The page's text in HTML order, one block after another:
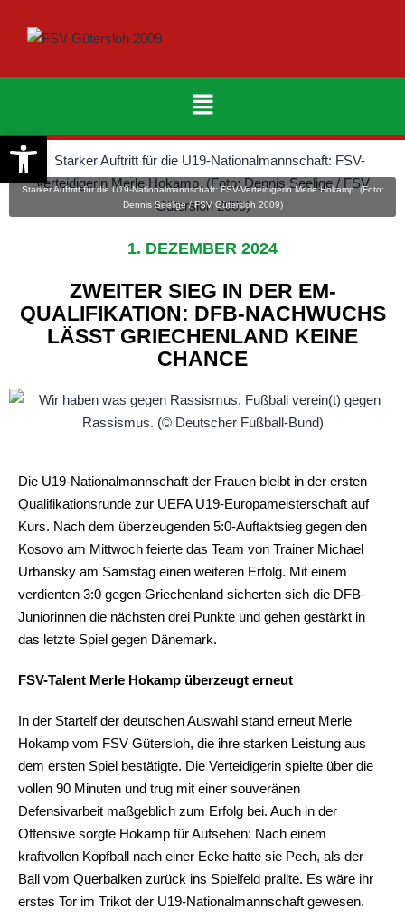
Starker Auftritt für die U19-Nationalmannschaft: FSV-Verteidigerin Merle Hokamp. (Foto:
Dennis Seelige / FSV Gütersloh 2009)
1. DEZEMBER 2024
ZWEITER SIEG IN DER EM-
QUALIFIKATION: DFB-NACHWUCHS
LÄSST GRIECHENLAND KEINE
CHANCE
Die U19-Nationalmannschaft der Frauen bleibt in der ersten
Qualifikationsrunde zur UEFA U19-Europameisterschaft auf
Kurs. Nach dem überzeugenden 5:0-Auftaktsieg gegen den
Kosovo am Mittwoch feierte das Team von Trainer Michael
Urbansky am Samstag einen weiteren Erfolg. Mit einem
verdienten 3:0 gegen Griechenland sicherten sich die DFB-
Juniorinnen die nächsten drei Punkte und gehen gestärkt in
das letzte Spiel gegen Dänemark.
FSV-Talent Merle Hokamp überzeugt erneut
In der Startelf der deutschen Auswahl stand erneut Merle
Hokamp vom FSV Gütersloh, die ihre starken Leistung aus
dem ersten Spiel bestätigte. Die Verteidigerin spielte über die
vollen 90 Minuten und trug mit einer souveränen
Defensivarbeit maßgeblich zum Erfolg bei. Auch in der
Offensive sorgte Hokamp für Aufsehen: Nach einem
kraftvollen Kopfball nach einer Ecke hatte sie Pech, als der
Ball vom Querbalken zurück ins Spielfeld prallte. Es wäre ihr
erstes Tor im Trikot der U19-Nationalmannschaft gewesen.
Werkzeugleiste öffnen